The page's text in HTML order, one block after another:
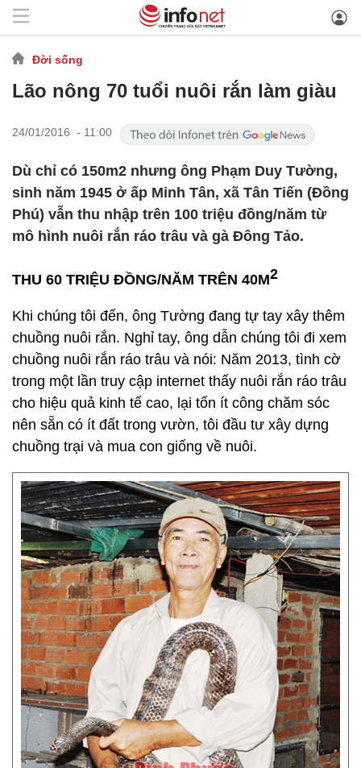
Đời sống
Lão nông 70 tuổi nuôi rắn làm giàu
24/01/2016 - 11:00
Dù chỉ có 150m2 nhưng ông Phạm Duy Tường,
sinh năm 1945 ở ấp Minh Tân, xã Tân Tiến (Đồng
Phú) vẫn thu nhập trên 100 triệu đồng/năm từ
mô hình nuôi rắn ráo trâu và gà Đông Tảo.
THU 60 TRIỆU ĐỒNG/NĂM TRÊN 40M2
Khi chúng tôi đến, ông Tường đang tự tay xây thêm
chuồng nuôi rắn. Nghỉ tay, ông dẫn chúng tôi đi xem
chuồng nuôi rắn ráo trâu và nói: Năm 2013, tình cờ
trong một lần truy cập internet thấy nuôi rắn ráo trâu
cho hiệu quả kinh tế cao, lại tốn ít công chăm sóc
nên sẵn có ít đất trong vườn, tôi đầu tư xây dựng
chuồng trại và mua con giống về nuôi.